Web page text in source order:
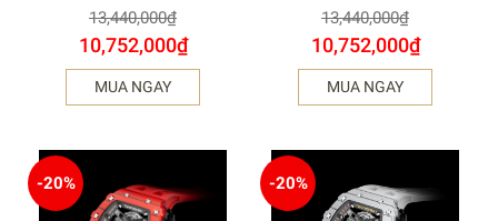
13,440,000₫
10,752,000₫
MUA NGAY
13,440,000₫
10,752,000₫
MUA NGAY
-20% -20%